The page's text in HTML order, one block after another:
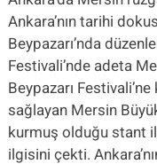
Ankara’nın tarihi
Beypazarı’nda
Festivali’nde adeta
Beypazarı Festivali’ne
sağlayan Mersin
kurmuş olduğu stant
ilgisini çekti.